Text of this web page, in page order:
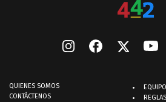
QUIENES SOMOS
CONTÁCTENOS
EQUIPO